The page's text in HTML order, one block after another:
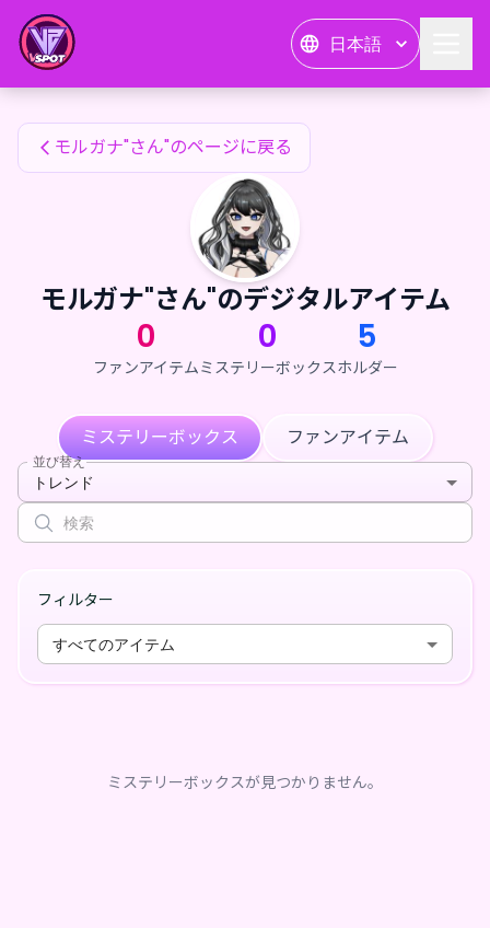
日本語
モルガナ"さん"のファンアイテム
モルガナ"さん"のページに戻る
モルガナ"さん"のデジタルアイテム
0
ファンアイテム
0
ミステリーボックス
5
ホルダー
ミステリーボックス ファンアイテム
並び替え
トレンド
フィルター
すべてのアイテム
ミステリーボックスが見つかりません。
モルガナ"さん"のファンアイテム — 24karat